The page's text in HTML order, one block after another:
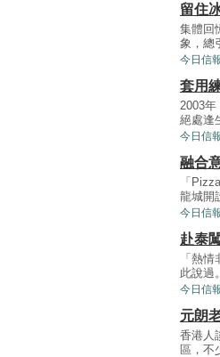
留住
集體回
象，總
今日信
套用
2003年
絕處逢
今日信
融合
「
龍城開
今日信
赴泰
「熱
此說過
今日信
元朗
香港人
區，不